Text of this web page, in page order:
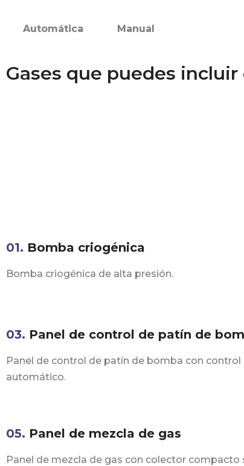
Automática Manual
Gases que puedes
01. Bomba criogénica
Bomba criogénica de alta presión.
03. Panel de control de patín de
Panel de control de patín de bomba con control
automático.
05. Panel de mezcla de gas
Panel de mezcla de gas con colector compacto